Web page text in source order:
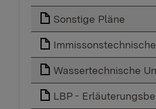
Sonstige Pläne
Wassertechnische
LBP -